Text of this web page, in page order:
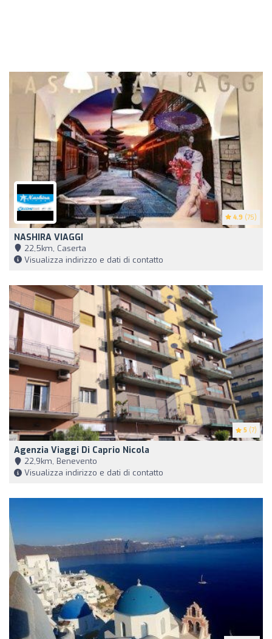
4.9 (75)
NASHIRA VIAGGI
22,5km, Caserta
Visualizza indirizzo e dati di contatto
5 (7)
Agenzia Viaggi Di Caprio Nicola
22,9km, Benevento
Visualizza indirizzo e dati di contatto